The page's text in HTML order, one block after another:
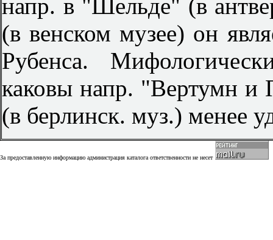
напр. в "Шельде" (в
(в венском музее) он
Рубенса.
каковы напр. "Вертумн и
(в берлинск. муз.) менее
За предоставленную информацию администрация каталога ответственности не несет